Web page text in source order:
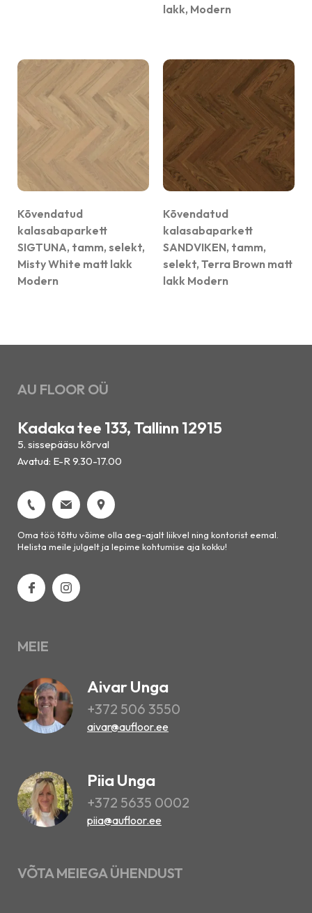
lakk, Modern
Kõvendatud
kalasabaparkett
SIGTUNA, tamm, selekt,
Misty White matt lakk
Modern
Kõvendatud
kalasabaparkett
SANDVIKEN, tamm,
selekt, Terra Brown matt
lakk Modern
AU FLOOR OÜ
Kadaka tee 133, Tallinn 12915
5. sissepääsu kõrval
Avatud: E-R 9.30-17.00
Oma töö tõttu võime olla aeg-ajalt liikvel ning kontorist eemal.
Helista meile julgelt ja lepime kohtumise aja kokku!
MEIE
Aivar Unga
+372 506 3550
aivar@aufloor.ee
Piia Unga
+372 5635 0002
piia@aufloor.ee
VÕTA MEIEGA ÜHENDUST